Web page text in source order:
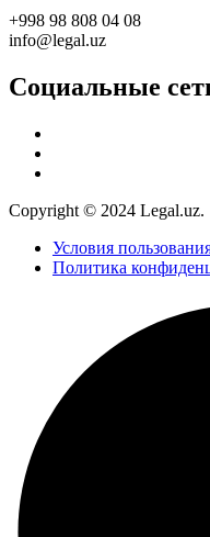
+998 98 808 04 08
info@legal.uz
Социальные
Copyright © 2024 Legal.uz.
Условия
Политика